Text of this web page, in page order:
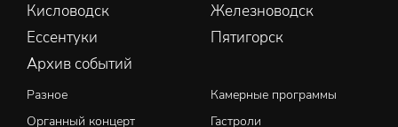
Кисловодск
Железноводск
Ессентуки
Пятигорск
Архив событий
Разное
Камерные программы
Органный концерт
Гастроли